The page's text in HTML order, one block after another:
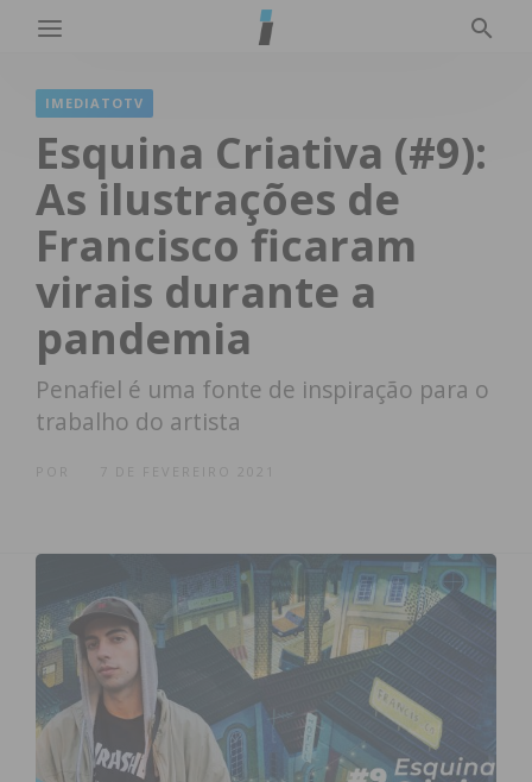
IMEDIATOTV
Esquina Criativa (#9):
As ilustrações de
Francisco ficaram
virais durante a
pandemia
Penafiel é uma fonte de inspiração para o
trabalho do artista
7 DE FEVEREIRO 2021